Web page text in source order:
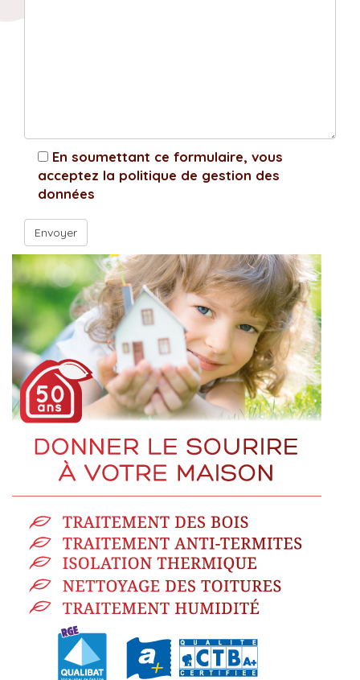
En soumettant ce formulaire, vous
acceptez la politique de gestion des
données